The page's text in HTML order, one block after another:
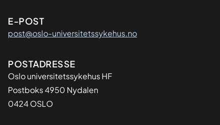
E-POST
post@oslo-universitetssykehus.no
Adresse
POSTADRESSE
Oslo universitetssykehus HF
Postboks 4950 Nydalen
0424 OSLO